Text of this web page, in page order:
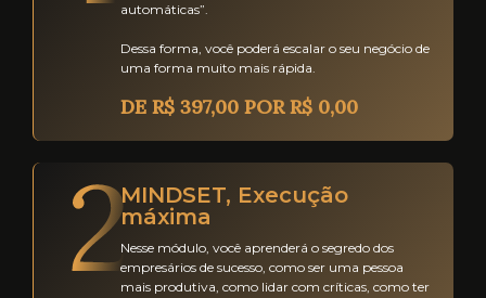
automáticas”.
Dessa forma, você poderá escalar o seu negócio de
uma forma muito mais rápida.
DE R$ 397,00 POR R$ 0,00
MINDSET, Execução
máxima
Nesse módulo, você aprenderá o segredo dos
empresários de sucesso, como ser uma pessoa
mais produtiva, como lidar com críticas, como ter